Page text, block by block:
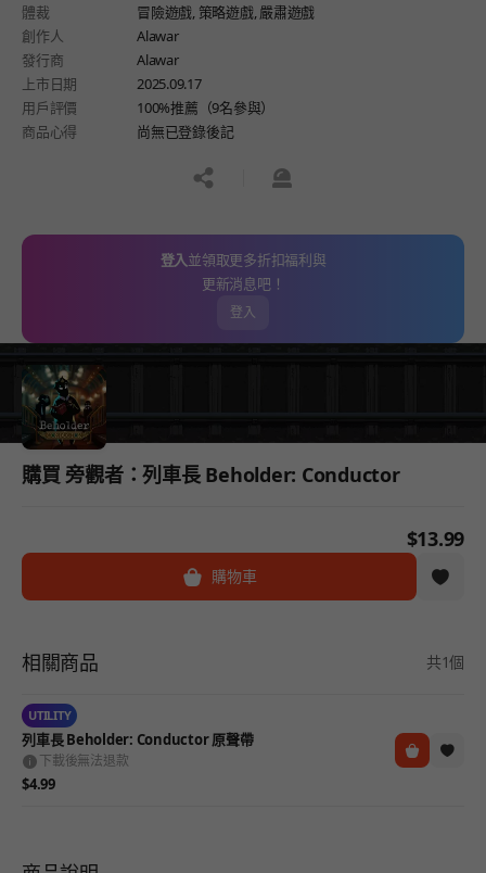
成功完成任務對你至關重要!
體裁 冒險遊戲, 策略遊戲, 嚴肅遊戲
創作人
Alawar
發行商
Alawar
上市日期
2025.09.17
用戶評價
100%推薦（9名參與）
商品心得
尚無已登錄後記
공유하기신고하기
登入並領取更多折扣福利與
更新消息吧！
登入
購買 旁觀者：列車長 Beholder: Conductor
$13.99
購物車
相關商品 共1個
UTILITY
列車長 Beholder: Conductor 原聲帶
下載後無法退款
$4.99